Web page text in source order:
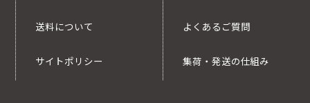
送料について
サイトポリシー
よくあるご質問
集荷・発送の仕組み